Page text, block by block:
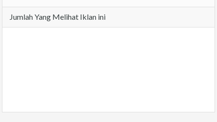
Jumlah Yang Melihat Iklan ini